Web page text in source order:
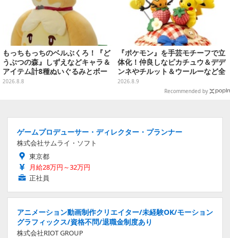
もっちもっちのベルぶくろ！『ど
うぶつの森』しずえなどキャラ＆
アイテム計8種ぬいぐるみとボー
ルチェーン付きマスコットが発売
2026.8.8
『ポケモン』を手芸モチーフで立
体化！仲良しなピカチュウ＆デデ
ンネやチルット＆ウールーなど全
6種
2026.8.9
Recommended by
ゲームプロデューサー・ディレクター・プランナー
株式会社サムライ・ソフト
東京都
月給28万円～32万円
正社員
アニメーション動画制作クリエイター/未経験OK/モーション
グラフィックス/資格不問/退職金制度あり
株式会社RIOT GROUP